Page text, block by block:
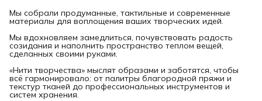
Мы собрали продуманные, тактильные и современные
материалы для воплощения ваших творческих идей.
Мы вдохновляем замедлиться, почувствовать радость
созидания и наполнить пространство теплом вещей,
сделанных своими руками.
«Нити творчества» мыслят образами и заботятся, чтобы
всё гармонировало: от палитры благородной пряжи и
текстур тканей до профессиональных инструментов и
систем хранения.